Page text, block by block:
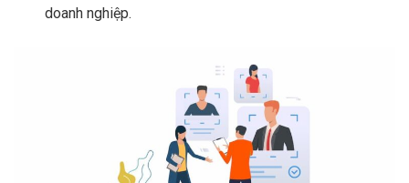
doanh nghiệp.